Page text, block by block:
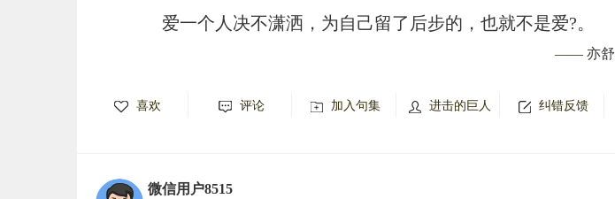
爱一个人决不潇洒，为自己留了后步的，也就不是爱?。
—— 亦舒
喜欢 评论 加入句集 进击的巨人 纠错反馈
微信用户8515